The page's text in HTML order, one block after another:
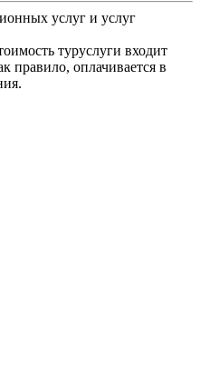
услуг и услуг
туруслуги входит
правило, оплачивается в